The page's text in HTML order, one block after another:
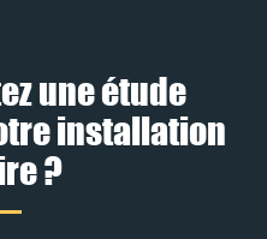
une étude
installation
?